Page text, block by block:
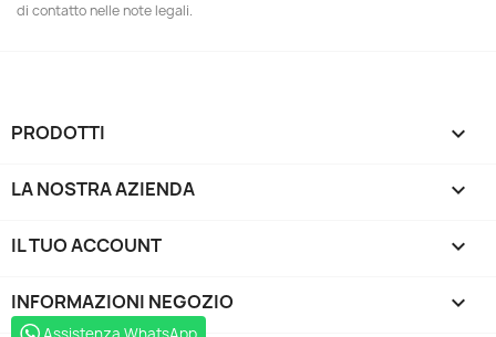
di contatto nelle note legali.
PRODOTTI 
LA NOSTRA AZIENDA 
IL TUO ACCOUNT 
INFORMAZIONI NEGOZIO keyboard_arrow_down